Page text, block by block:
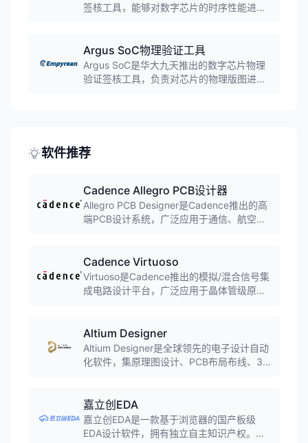
签核工具，能够对数字芯片的时序性能进行
填补了国内数字签核工具空白，为数字芯片
设计提供可靠的时序验证解决方案。
Argus SoC物理验证工具
Argus SoC是华大九天推出的数字芯片物理
验证签核工具，负责对芯片的物理版图进行
软件推荐
Cadence Allegro PCB设计器
Allegro PCB Designer是Cadence推出的高
端PCB设计系统，广泛应用于通信、航空航
输出的完整设计流程，是企业级PCB设计的
首选工具。
Cadence Virtuoso
Virtuoso是Cadence推出的模拟/混合信号集
成电路设计平台，广泛应用于晶体管级原理
图实现的全流程，是模拟IC设计师必备的
EDA工具。
Altium Designer
Altium Designer是全球领先的电子设计自动
化软件，集原理图设计、PCB布局布线、3D
目，广泛应用于消费电子、工业控制、汽车
电子等领域。
嘉立创EDA
嘉立创EDA是一款基于浏览器的国产板级
EDA设计软件，拥有独立自主知识产权。软